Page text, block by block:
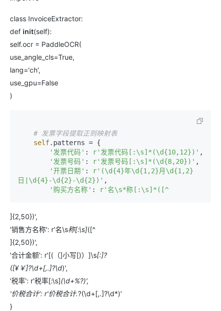
class InvoiceExtractor:
def init(self):
self.ocr = PaddleOCR(
use_angle_cls=True,
lang='ch',
use_gpu=False
)
# 发票字段提取正则映射表
self.patterns = {
'发票代码' : r'发票代码[:\s]*(\d{10,12})' ,
'发票号码' : r'发票号码[:\s]*(\d{8,20})' ,
'开票日期' :
r'(\d{4}年\d{1,2}月\d{1,2}
日|\d{4}-\d{2}-\d{2})' ,
'购买方名称' :
]{2,50})',
'销售方名称': r'名\s称[:\s]([^
]{2,50})',
'合计金额': r'[(（]小写[)）]\s[:]?
([¥￥]?\d+[,.]?\d)',
'税率': r'税率[:\s](\d+%?)',
'价税合计': r'价税合计.?(\d+[,.]?\d*)'
}